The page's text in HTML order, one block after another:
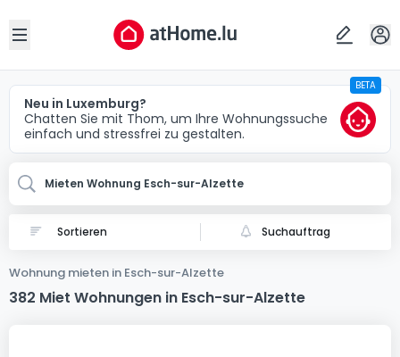
Open sidebar
Neu in Luxemburg?
Chatten Sie mit Thom, um Ihre Wohnungssuche
einfach und stressfrei zu gestalten.
BETA
Mieten Wohnung Esch-sur-Alzette
Suchauftrag
Wohnung mieten in Esch-sur-Alzette
382 Miet Wohnungen in Esch-sur-Alzette
Ort
Abbrechen ok
Esch-sur-Alzette